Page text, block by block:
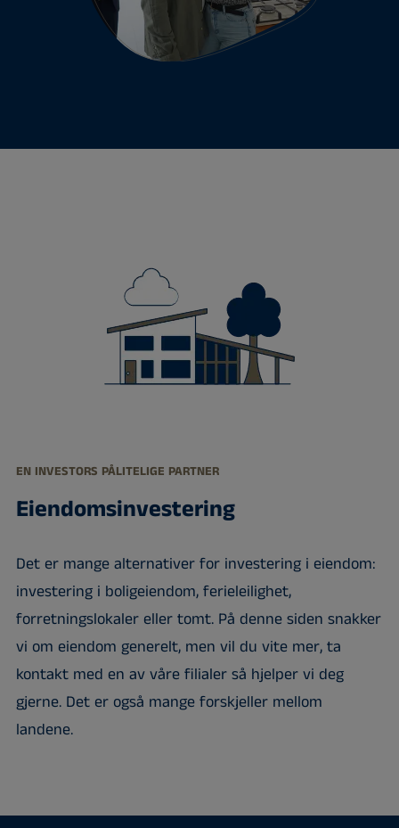
EN INVESTORS PÅLITELIGE PARTNER
Eiendomsinvestering
Det er mange alternativer for investering i eiendom:
investering i boligeiendom, ferieleilighet,
forretningslokaler eller tomt. På denne siden snakker
vi om eiendom generelt, men vil du vite mer, ta
kontakt med en av våre filialer så hjelper vi deg
gjerne. Det er også mange forskjeller mellom
landene.